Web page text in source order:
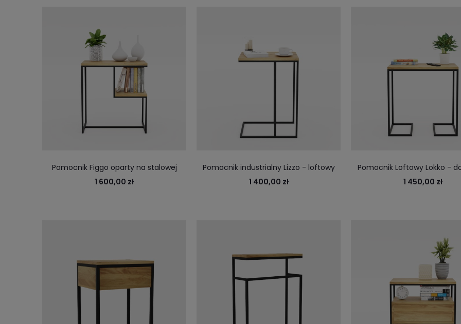
Pomocnik Figgo oparty na stalowej
ramie, wykończony dębową deską do
1 600,00 zł
Pomocnik industrialny Lizzo - loftowy
pomocnik do salonu
1 400,00 zł
Pomocnik Loftowy Lokko -
relaksu, to miejsce na
1 450,00 zł